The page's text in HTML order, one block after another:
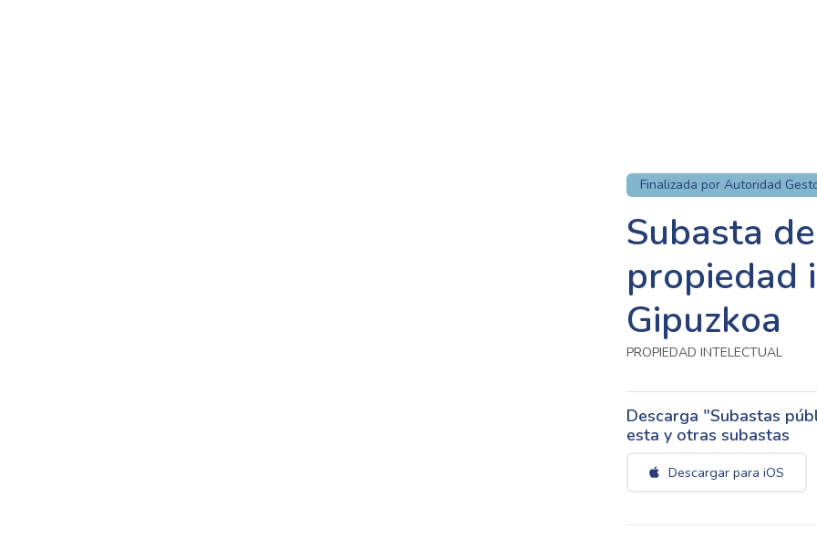
Finalizada por Autoridad
Subasta
propiedad
Gipuzkoa
PROPIEDAD INTELECTUAL
Descarga "Subastas
esta y otras subastas
Descargar para iOS